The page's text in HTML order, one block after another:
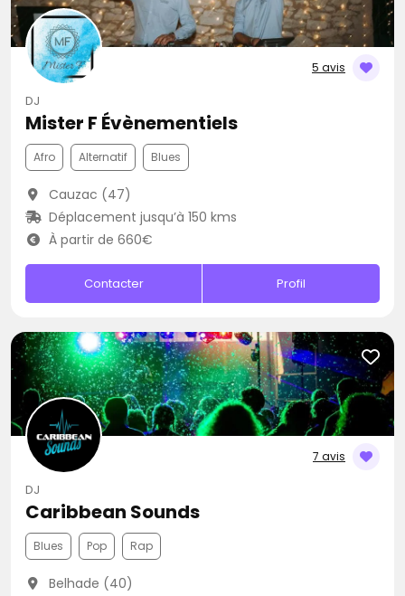
5 avis
DJ
Mister F Évènementiels
Afro Alternatif Blues
Cauzac (47)
Déplacement jusqu’à 150 kms
À partir de 660€
Contacter Profil
7 avis
DJ
Caribbean Sounds
Blues Pop Rap
Belhade (40)